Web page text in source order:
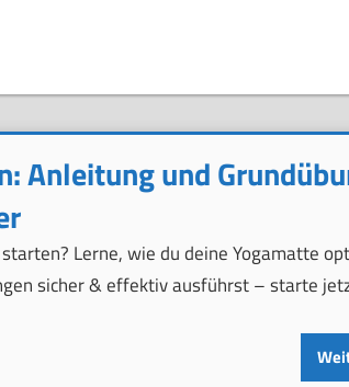
Anleitung und
Lerne, wie du deine Yogamatte
sicher & effektiv ausführst – starte